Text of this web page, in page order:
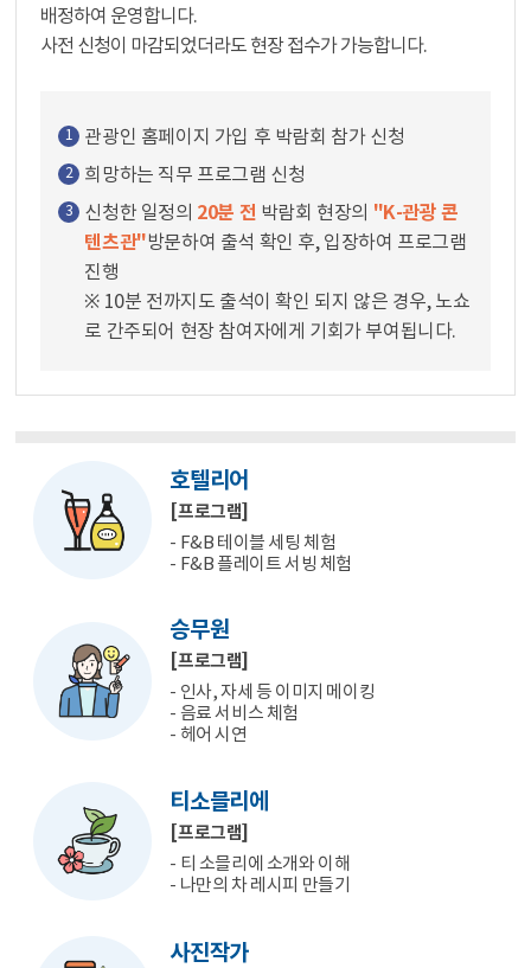
배정하여 운영합니다.
사전 신청이 마감되었더라도 현장 접수가 가능합니다.
1 관광인 홈페이지 가입 후 박람회 참가 신청
2 희망하는 직무 프로그램 신청
3 신청한 일정의 20분 전 박람회 현장의 "K-관광 콘
텐츠관"방문하여 출석 확인 후, 입장하여 프로그램
진행
※ 10분 전까지도 출석이 확인 되지 않은 경우, 노쇼
로 간주되어 현장 참여자에게 기회가 부여됩니다.
호텔리어
[프로그램]
- F&B 테이블 세팅 체험
- F&B 플레이트 서빙 체험
승무원
[프로그램]
- 인사, 자세 등 이미지 메이킹
- 음료 서비스 체험
- 헤어 시연
티소믈리에
[프로그램]
- 티 소믈리에 소개와 이해
- 나만의 차 레시피 만들기
사진작가